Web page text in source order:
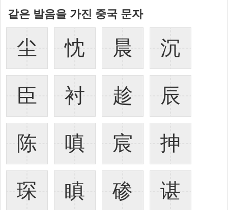
같은 발음을 가진 중국 문자
尘 忱 晨 沉
臣 衬 趁 辰
陈 嗔 宸 抻
琛 瞋 碜 谌